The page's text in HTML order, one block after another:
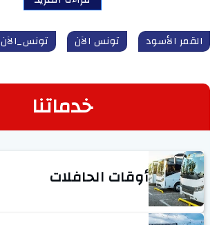
القمر الأسود تونس الآن تونس_الآن tunisnow.tn
خدماتنا
أوقات الحافلات